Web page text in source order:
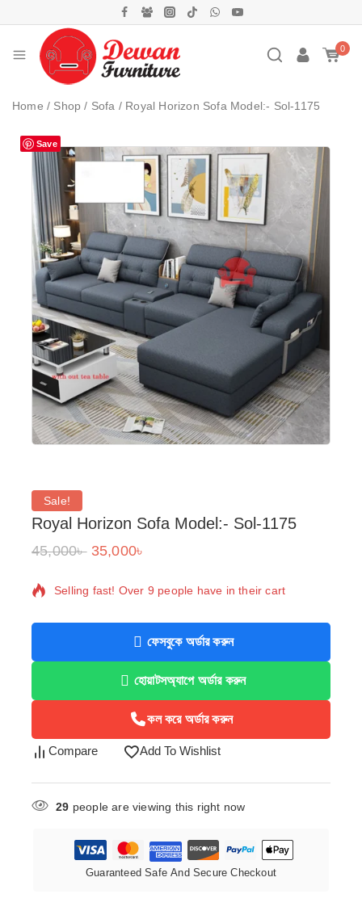
0
Home / Shop / Sofa / Royal Horizon Sofa Model:- Sol-1175
Save
Sale!
Royal Horizon Sofa Model:- Sol-1175
45,000৳ 35,000৳
16 products sold in last 14 hours
Selling fast! Over 9 people have in their cart
ফেসবুকে অর্ডার করুন
হোয়াটসঅ্যাপে অর্ডার করুন
কল করে অর্ডার করুন
Compare Add To Wishlist
29 people are viewing this right now
Guaranteed Safe And Secure Checkout